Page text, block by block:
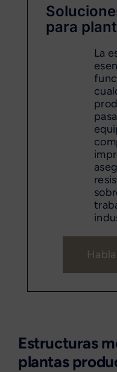
para
La
Estructuras
plantas